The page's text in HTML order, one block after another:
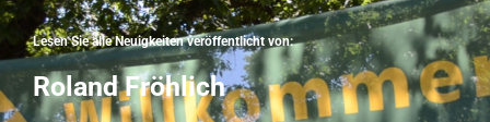
Lesen Sie alle Neuigkeiten veröffentlicht von:
Roland Fröhlich